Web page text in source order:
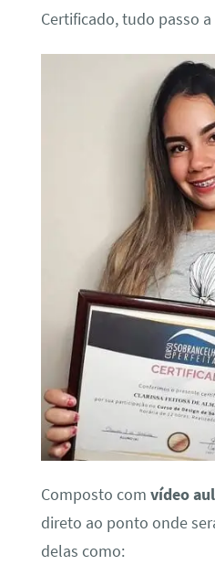
Certificado, tudo passo a
Composto com vídeo
direto ao ponto onde
delas como: